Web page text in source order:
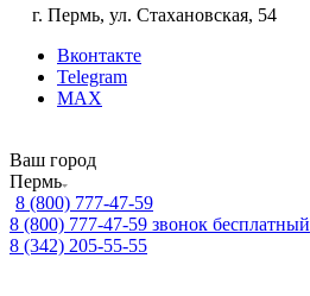
г. Пермь, ул. Стахановская, 54
Вконтакте
Telegram
MAX
Ваш город
Пермь
8 (800) 777-47-59
8 (800) 777-47-59 звонок бесплатный
8 (342) 205-55-55